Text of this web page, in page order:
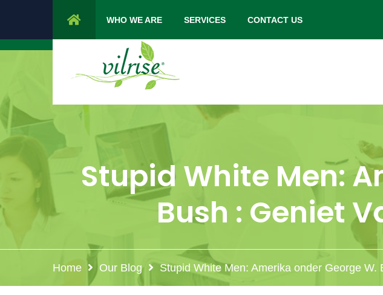
1 Cypress Lane Sparta 07871 NJ. Mon - Saturday: 9.00 am to 6.00
WHO WE ARE SERVICES CONTACT US
Stupid White Men:
Bush : Geniet
Home Our Blog Stupid White Men: Amerika onder George